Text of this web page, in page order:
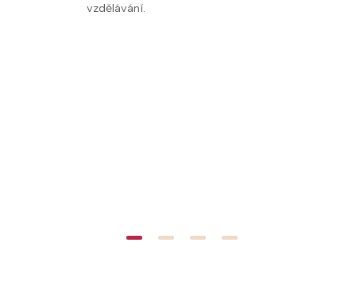
vzdělávání.